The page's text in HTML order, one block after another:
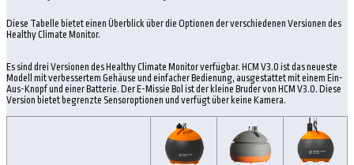
Diese Tabelle bietet einen Überblick über die Optionen der verschiedenen Versionen des
Healthy Climate Monitor.
Es sind drei Versionen des Healthy Climate Monitor verfügbar. HCM V3.0 ist das neueste
Modell mit verbessertem Gehäuse und einfacher Bedienung, ausgestattet mit einem Ein-
Aus-Knopf und einer Batterie. Der E-Missie Bol ist der kleine Bruder von HCM V3.0. Diese
Version bietet begrenzte Sensoroptionen und verfügt über keine Kamera.